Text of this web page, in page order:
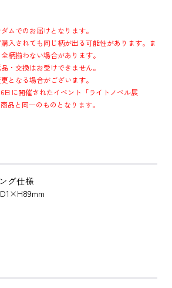
ムでのお届けとなります。
入されても同じ柄が出る可能性があります。ま
柄揃わない場合があります。
・交換はお受けできません。
となる場合がございます。
日に開催されたイベント「ライトノベル展
品と同一のものとなります。
グ仕様